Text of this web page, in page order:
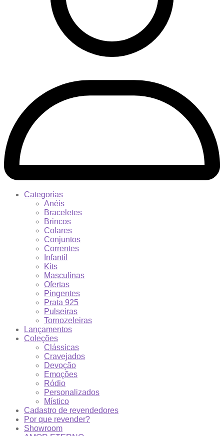
Categorias
Anéis
Braceletes
Brincos
Colares
Conjuntos
Correntes
Infantil
Kits
Masculinas
Ofertas
Pingentes
Prata 925
Pulseiras
Tornozeleiras
Lançamentos
Coleções
Clássicas
Cravejados
Devoção
Emoções
Ródio
Personalizados
Místico
Cadastro de revendedores
Por que revender?
Showroom